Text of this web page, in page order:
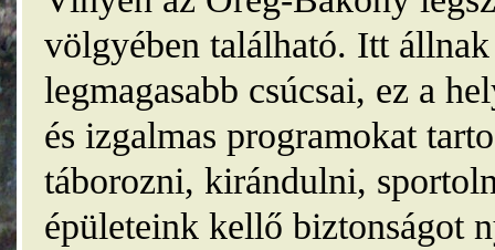
völgyében található. Itt
legmagasabb csúcsai, ez a
és izgalmas programokat
táborozni, kirándulni,
épületeink kellő biztonságot